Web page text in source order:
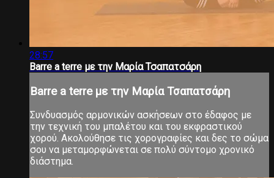
28:57
Barre a terre με την Μαρία Τσαπατσάρη
Barre a terre με την Μαρία Τσαπατσάρη
Συνδυασμός αρμονικών ασκήσεων στο έδαφος με
την τεχνική του μπαλέτου και του εκφραστικού
χορού. Ακολούθησε τις χορογραφίες και δες το σώμα
σου να μεταμορφώνεται σε πολύ σύντομο χρονικό
διάστημα.